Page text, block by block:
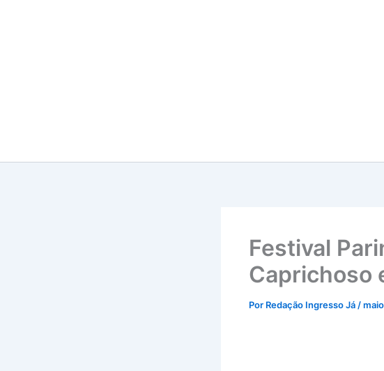
Festival
Caprichoso
Por Redação Ingresso Já /